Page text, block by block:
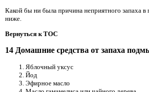
Какой бы ни была причина неприятного запаха
ниже.
Вернуться к TOC
14 Домашние средства от запаха
Яблочный уксус
Йод
Эфирное масло